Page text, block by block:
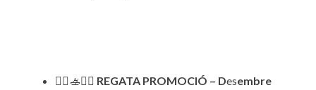
🚣‍♀️🚣🚣‍♂️ REGATA PROMOCIÓ – Desembre